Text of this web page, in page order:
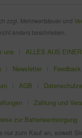
zzgl. Mehrwertsteuer und
anders beschrieben.
uns
ALLES AUS
Newsletter Feedback
AGB
Zahlung und
zur Batterieentsorgung
nur zum Kauf an, soweit